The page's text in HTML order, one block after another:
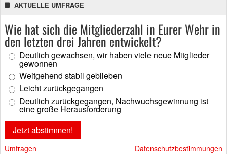
AKTUELLE UMFRAGE
Wie hat sich die Mitgliederzahl in Eurer Wehr in
den letzten drei Jahren entwickelt?
Deutlich gewachsen, wir haben viele neue Mitglieder
gewonnen
Weitgehend stabil geblieben
Leicht zurückgegangen
Deutlich zurückgegangen, Nachwuchsgewinnung ist
eine große Herausforderung
Umfragen Datenschutzbestimmungen